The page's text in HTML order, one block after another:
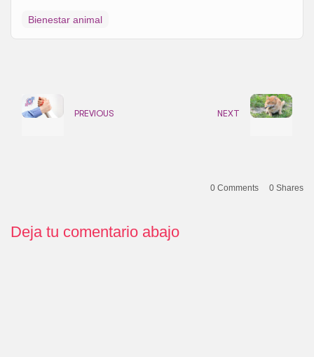
Bienestar animal
PREVIOUS NEXT
0 Comments 0 Shares
Deja tu comentario abajo